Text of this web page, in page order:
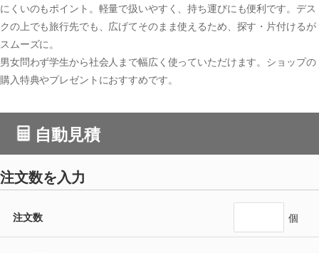
にくいのもポイント。軽量で扱いやすく、持ち運びにも便利です。デス
クの上でも旅行先でも、広げてそのまま使えるため、探す・片付けるが
スムーズに。
男女問わず学生から社会人まで幅広く使っていただけます。ショップの
購入特典やプレゼントにおすすめです。
自動見積
注文数を入力
注文数 個